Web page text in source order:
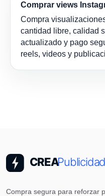
Comprar views
Compra
cantidad libre, calidad
actualizado y pago
reels, videos y
Compra segura para reforzar